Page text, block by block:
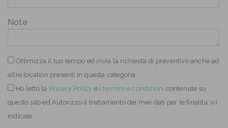
Note
Ottimizza il tuo tempo ed invia la richiesta di preventivo anche ad
altre location presenti in questa categoria.
Ho letto la Privacy Policy e itermini e condizioni contenute su
questo sito ed Autorizzo il trattamento dei miei dati per le finalita’ ivi
indicate.